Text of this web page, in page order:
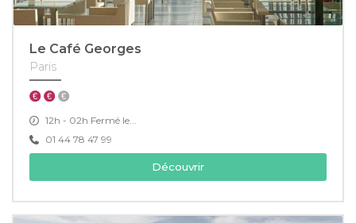
Le Café Georges
Paris
12h - 02h Fermé le...
01 44 78 47 99
Découvrir